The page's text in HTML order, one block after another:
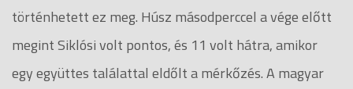
történhetett ez meg. Húsz másodperccel a vége előtt
megint Siklósi volt pontos, és 11 volt hátra, amikor
egy együttes találattal eldőlt a mérkőzés. A magyar